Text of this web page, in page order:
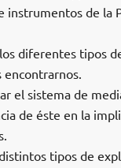
instrumentos de la
diferentes tipos
encontrarnos.
el sistema de
de éste en la
tipos de